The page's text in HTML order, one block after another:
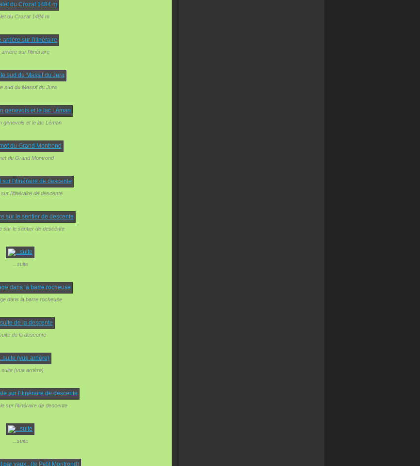
du Crozat 1484 m
arrière sur l'itinéraire
sud du Massif du Jura
genevois et le lac Léman
du Grand Montrond
sur l'itinéraire de descente
sur le sentier de descente
...suite
dans la barre rocheuse
de la descente
...suite (vue arrière)
sur l'itinéraire de descente
...suite